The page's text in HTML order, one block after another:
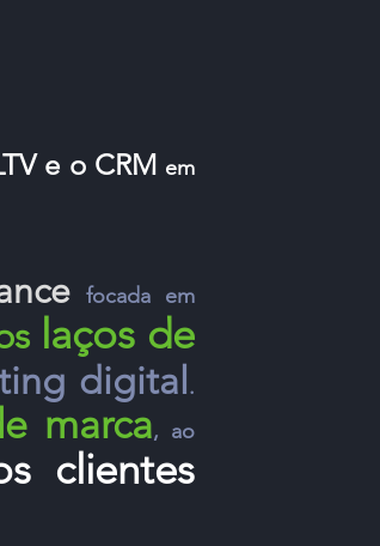
e o CRM em
nce focada em
laços de
digital .
marca, ao
clientes